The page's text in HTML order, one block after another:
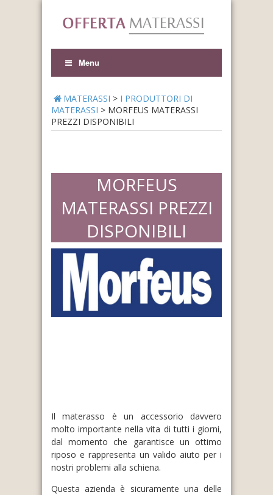
Menu
MATERASSI > I PRODUTTORI DI
MATERASSI > MORFEUS MATERASSI
PREZZI DISPONIBILI
MORFEUS
MATERASSI PREZZI
DISPONIBILI
Il materasso è un accessorio davvero
molto importante nella vita di tutti i giorni,
dal momento che garantisce un ottimo
riposo e rappresenta un valido aiuto per i
nostri problemi alla schiena.
Questa azienda è sicuramente una delle